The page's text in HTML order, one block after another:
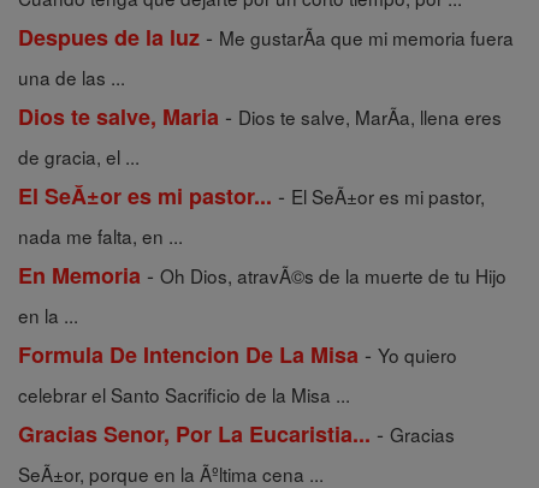
Despues de la luz - Me gustarÃ­a que mi memoria fuera
una de las ...
Dios te salve, Maria - Dios te salve, MarÃ­a, llena eres
de gracia, el ...
El SeĂ±or es mi pastor... - El SeÃ±or es mi pastor,
nada me falta, en ...
En Memoria - Oh Dios, atravÃ©s de la muerte de tu Hijo
en la ...
Formula De Intencion De La Misa - Yo quiero
celebrar el Santo Sacrificio de la Misa ...
Gracias Senor, Por La Eucaristia... - Gracias
SeÃ±or, porque en la Ãºltima cena ...